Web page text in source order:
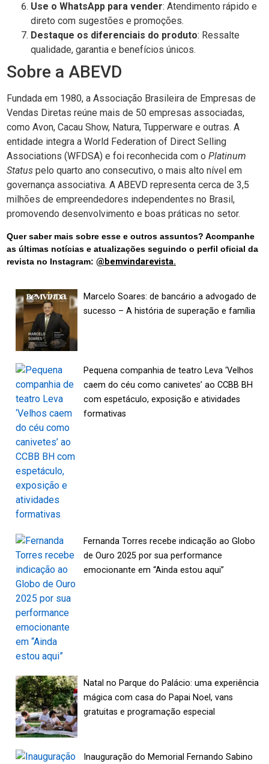
Use o WhatsApp para vender: Atendimento rápido e
direto com sugestões e promoções.
Destaque os diferenciais do produto: Ressalte
qualidade, garantia e benefícios únicos.
Sobre a ABEVD
Fundada em 1980, a Associação Brasileira de Empresas de
Vendas Diretas reúne mais de 50 empresas associadas,
como Avon, Cacau Show, Natura, Tupperware e outras. A
entidade integra a World Federation of Direct Selling
Associations (WFDSA) e foi reconhecida com o Platinum
Status pelo quarto ano consecutivo, o mais alto nível em
governança associativa. A ABEVD representa cerca de 3,5
milhões de empreendedores independentes no Brasil,
promovendo desenvolvimento e boas práticas no setor.
Quer saber mais sobre esse e outros assuntos? Acompanhe
as últimas notícias e atualizações seguindo o perfil oficial da
revista no Instagram: @bemvindarevista.
Marcelo Soares: de bancário a advogado de
sucesso – A história de superação e família
Pequena companhia de teatro Leva ‘Velhos
caem do céu como canivetes’ ao CCBB BH
com espetáculo, exposição e atividades
formativas
Fernanda Torres recebe indicação ao Globo
de Ouro 2025 por sua performance
emocionante em “Ainda estou aqui”
Natal no Parque do Palácio: uma experiência
mágica com casa do Papai Noel, vans
gratuitas e programação especial
Inauguração do Memorial Fernando Sabino